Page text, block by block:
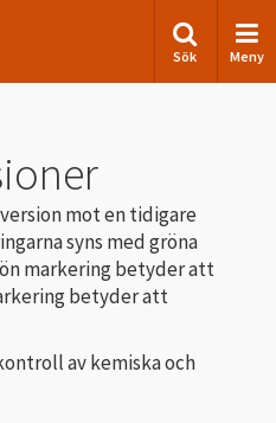
Sök Meny
mot en tidigare
syns med gröna
markering betyder att
betyder att
av kemiska och